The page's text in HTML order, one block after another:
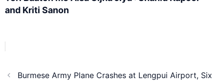
and Kriti Sanon
Burmese Army Plane Crashes at Lengpui Airport, Six